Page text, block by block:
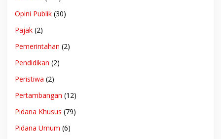
Opini Publik (30)
Pajak (2)
Pemerintahan (2)
Pendidikan (2)
Peristiwa (2)
Pertambangan (12)
Pidana Khusus (79)
Pidana Umum (6)